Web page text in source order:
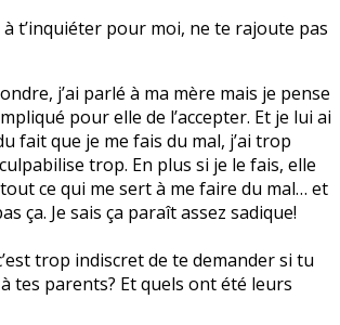
à t’inquiéter pour moi, ne te rajoute pas
j’ai parlé à ma mère mais je pense
pour elle de l’accepter. Et je lui ai
fait que je me fais du mal, j’ai trop
trop. En plus si je le fais, elle
tout ce qui me sert à me faire du mal… et
ça. Je sais ça paraît assez sadique!
trop indiscret de te demander si tu
tes parents? Et quels ont été leurs